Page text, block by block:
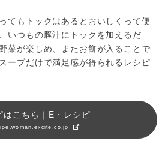
てもトックはあるとおいしくって便
いつもの豚汁にトックを加えるだ
菜が楽しめ、またお餅が入ることで
ープだけで満足感が得られるレシピ
はこちら｜E・レシピ